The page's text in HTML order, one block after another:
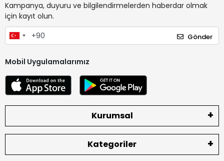
Kampanya, duyuru ve bilgilendirmelerden haberdar olmak
için kayıt olun.
Gönder
Mobil Uygulamalarımız
Kurumsal
Kategoriler